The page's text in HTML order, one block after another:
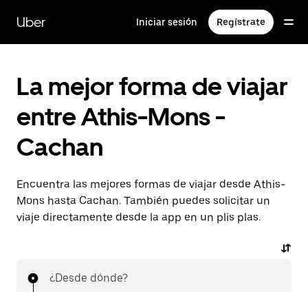
contenido
principal
Uber Iniciar sesión Regístrate
La mejor forma de viajar
entre Athis-Mons -
Cachan
Encuentra las mejores formas de viajar desde Athis-
Mons hasta Cachan. También puedes solicitar un
viaje directamente desde la app en un plis plas.
¿Desde dónde?